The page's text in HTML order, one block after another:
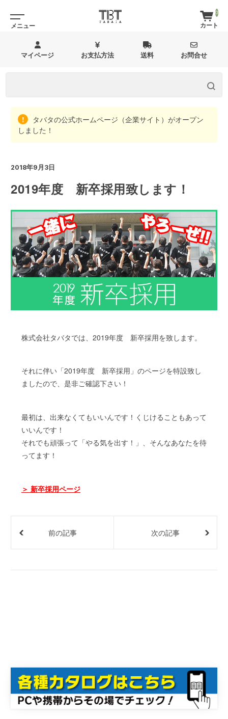
0
マイページ お支払方法 送料 お問合せ
タバタの公式ホームページ（企業サイト）がオープン
しました！
2018年9月3日
2019年度 新卒採用致します！
株式会社タバタでは、2019年度 新卒採用を致します。
それに伴い「2019年度 新卒採用」のページを特設致し
ましたので、是非ご確認下さい！
最初は、出来なくてもいいんです！くじけることもあって
いいんです！
それでも頑張って「やる気を出す！」、そんなあなたを待
ってます！
＞ 新卒採用ページ
前の記事 次の記事